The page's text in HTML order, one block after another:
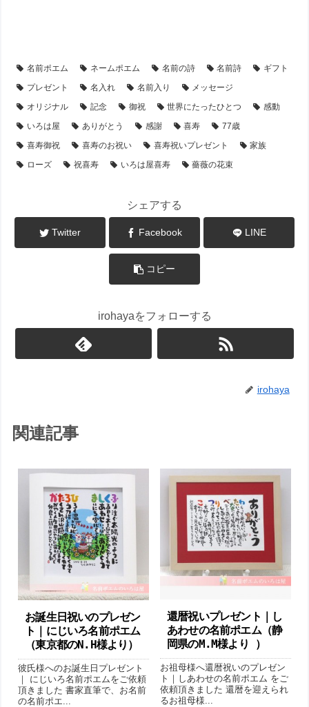
名前ポエム ネームポエム 名前の詩 名前詩
ギフト
プレゼント
名入れ 名前入り
メッセージ
オリジナル
記念 御祝 世界にたったひとつ
感動
いろは屋
ありがとう 感謝 喜寿
77歳
喜寿御祝
喜寿のお祝い 喜寿祝いプレゼント
家族
ローズ
祝喜寿 いろは屋喜寿 薔薇の花束
シェアする
Twitter Facebook LINE
コピー
irohayaをフォローする
irohaya
関連記事
お誕生日祝いのプレゼン
ト｜にじいろ名前ポエム
（東京都のN.H様より ）
彼氏様へのお誕生日プレゼント
｜ にじいろ名前ポエムをご依頼
頂きました 書家直筆で、お名前
の名前ポエ...
還暦祝いプレゼント｜ し
あわせの名前ポエム（静
岡県のM.M様より ）
お祖母様へ還暦祝いのプレゼン
ト｜しあわせの名前ポエム をご
依頼頂きました 還暦を迎えられ
るお祖母様...